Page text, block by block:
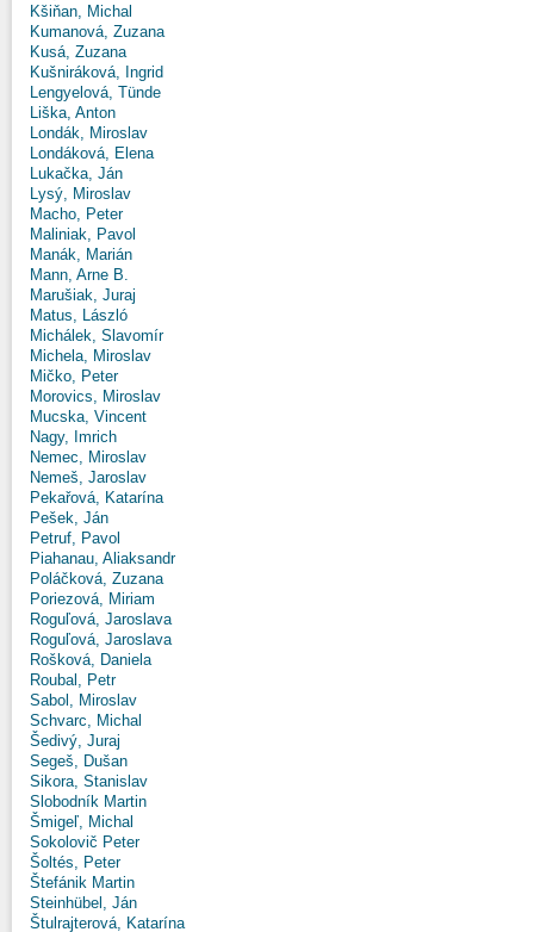
Kšiňan, Michal
Kumanová, Zuzana
Kusá, Zuzana
Kušniráková, Ingrid
Lengyelová, Tünde
Liška, Anton
Londák, Miroslav
Londáková, Elena
Lukačka, Ján
Lysý, Miroslav
Macho, Peter
Maliniak, Pavol
Manák, Marián
Mann, Arne B.
Marušiak, Juraj
Matus, László
Michálek, Slavomír
Michela, Miroslav
Mičko, Peter
Morovics, Miroslav
Mucska, Vincent
Nagy, Imrich
Nemec, Miroslav
Nemeš, Jaroslav
Pekařová, Katarína
Pešek, Ján
Petruf, Pavol
Piahanau, Aliaksandr
Poláčková, Zuzana
Poriezová, Miriam
Roguľová, Jaroslava
Roguľová, Jaroslava
Rošková, Daniela
Roubal, Petr
Sabol, Miroslav
Schvarc, Michal
Šedivý, Juraj
Segeš, Dušan
Sikora, Stanislav
Slobodník Martin
Šmigeľ, Michal
Sokolovič Peter
Šoltés, Peter
Štefánik Martin
Steinhübel, Ján
Štulrajterová, Katarína